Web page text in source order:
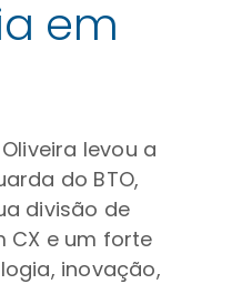
em
levou a
do BTO,
divisão de
CX e um forte
inovação,